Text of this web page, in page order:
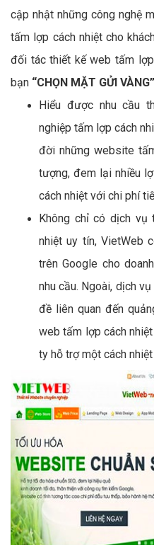
cập nhật những công nghệ
tấm lợp cách nhiệt cho
đối tác thiết kế web tấm
bạn “CHỌN MẶT GỬI VÀNG”
Hiểu được nhu cầu
nghiệp tấm lợp cách
đời những website
tượng, đem lại nhiều
cách nhiệt với chi phí
Không chỉ có dịch
nhiệt uy tín, VietWeb
trên Google cho
nhu cầu. Ngoài, dịch
đề liên quan đến
web tấm lợp cách
ty hỗ trợ một cách